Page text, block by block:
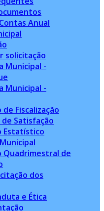
Anual
solicitação
Municipal -
Municipal -
Fiscalização
de Satisfação
Estatístico
Quadrimestral de
dos
e Ética